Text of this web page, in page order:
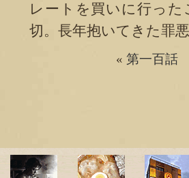
レートを買いに行っ
切。長年抱いてきた罪
« 第一百話